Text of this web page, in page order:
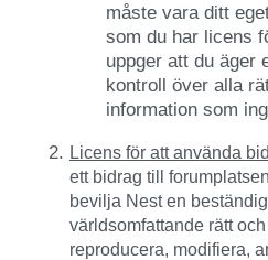
måste vara ditt
som du har licens
uppger att du äger
kontroll över alla
information som
Licens för att använda
ett bidrag till
bevilja Nest en
världsomfattande rätt
reproducera, modifiera,